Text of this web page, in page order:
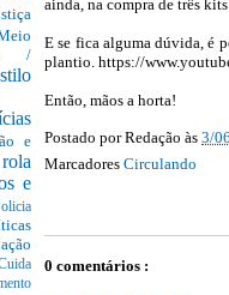
/
e
e
ainda, na compra de três
E se fica alguma dúvida, é
plantio. https://
Então, mãos a horta!
Postado porRedação às 3/
Marcadores Circulando
0 comentários :